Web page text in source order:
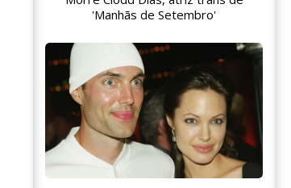
'Manhãs de Setembro'